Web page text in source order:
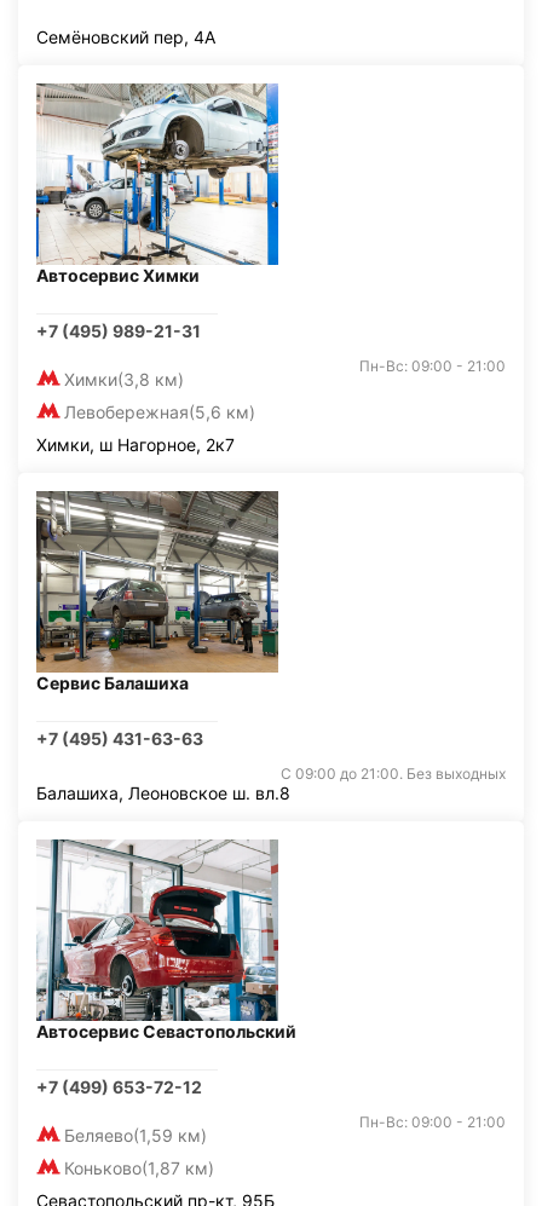
Семёновский пер, 4А
Автосервис Химки
+7 (495) 989-21-31
Химки(3,8 км)
Левобережная(5,6 км)
Пн-Вс: 09:00 - 21:00
Химки, ш Нагорное, 2к7
Сервис Балашиха
+7 (495) 431-63-63
С 09:00 до 21:00. Без выходных
Балашиха, Леоновское ш. вл.8
Автосервис Севастопольский
+7 (499) 653-72-12
Беляево(1,59 км)
Коньково(1,87 км)
Пн-Вс: 09:00 - 21:00
Севастопольский пр-кт, 95Б